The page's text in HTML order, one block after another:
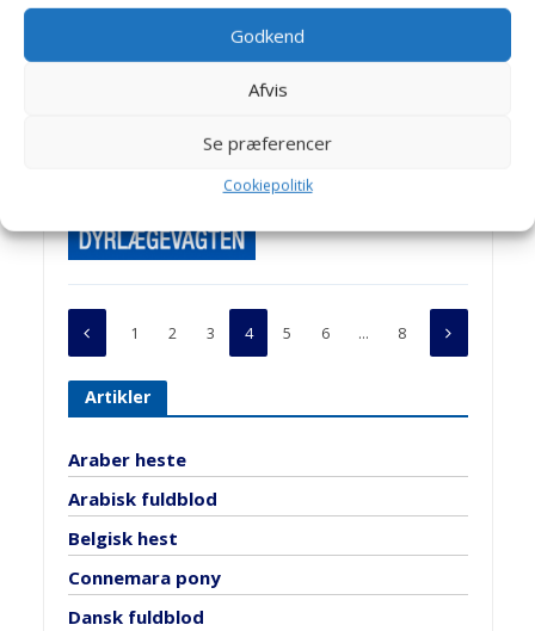
Godkend
Afvis
Se præferencer
Cookiepolitik
HESTE RACER
Fjordhest
1 2 3 4 5 6 … 8
Artikler
Araber heste
Arabisk fuldblod
Belgisk hest
Connemara pony
Dansk fuldblod